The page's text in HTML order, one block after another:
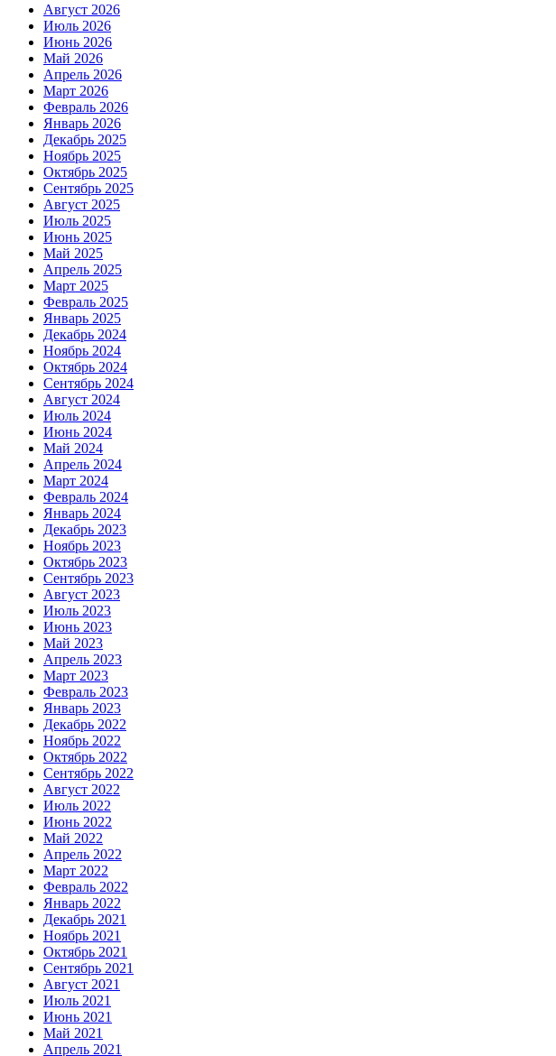
Август 2026
Июль 2026
Июнь 2026
Май 2026
Апрель 2026
Март 2026
Февраль 2026
Январь 2026
Декабрь 2025
Ноябрь 2025
Октябрь 2025
Сентябрь 2025
Август 2025
Июль 2025
Июнь 2025
Май 2025
Апрель 2025
Март 2025
Февраль 2025
Январь 2025
Декабрь 2024
Ноябрь 2024
Октябрь 2024
Сентябрь 2024
Август 2024
Июль 2024
Июнь 2024
Май 2024
Апрель 2024
Март 2024
Февраль 2024
Январь 2024
Декабрь 2023
Ноябрь 2023
Октябрь 2023
Сентябрь 2023
Август 2023
Июль 2023
Июнь 2023
Май 2023
Апрель 2023
Март 2023
Февраль 2023
Январь 2023
Декабрь 2022
Ноябрь 2022
Октябрь 2022
Сентябрь 2022
Август 2022
Июль 2022
Июнь 2022
Май 2022
Апрель 2022
Март 2022
Февраль 2022
Январь 2022
Декабрь 2021
Ноябрь 2021
Октябрь 2021
Сентябрь 2021
Август 2021
Июль 2021
Июнь 2021
Май 2021
Апрель 2021